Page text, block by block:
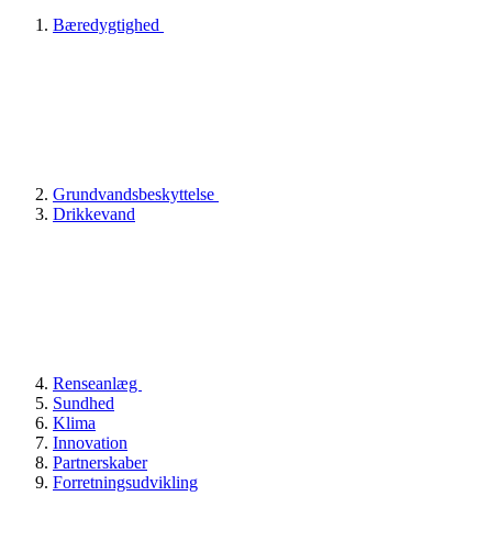
Bæredygtighed
Grundvandsbeskyttelse
Drikkevand
Renseanlæg
Sundhed
Klima
Innovation
Partnerskaber
Forretningsudvikling